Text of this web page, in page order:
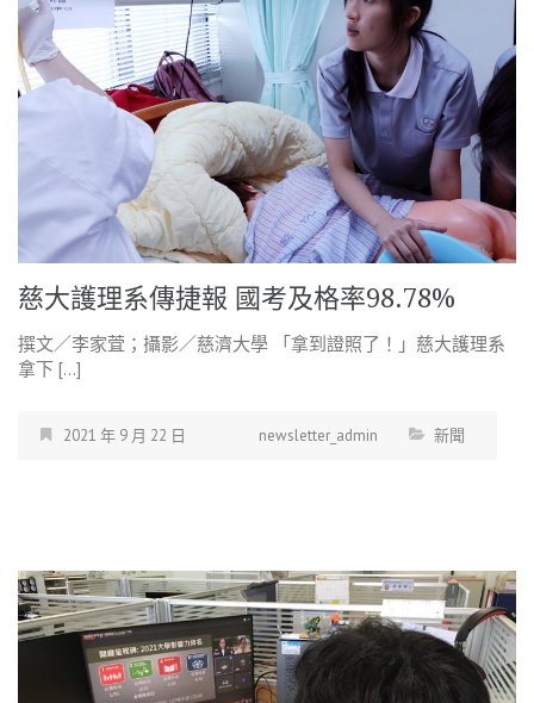
慈大護理系傳捷報 國考及格率98.78%
撰文／李家萓；攝影／慈濟大學 「拿到證照了！」慈大護理系
拿下 […]
2021 年 9 月 22 日 newsletter_admin 新聞